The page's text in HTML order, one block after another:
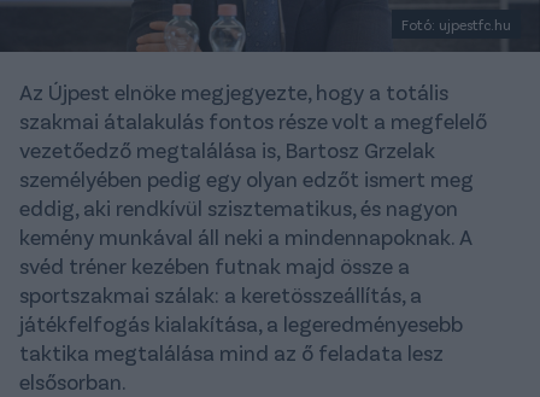
Fotó: ujpestfc.hu
Az Újpest elnöke megjegyezte, hogy a totális
szakmai átalakulás fontos része volt a megfelelő
vezetőedző megtalálása is, Bartosz Grzelak
személyében pedig egy olyan edzőt ismert meg
eddig, aki rendkívül szisztematikus, és nagyon
kemény munkával áll neki a mindennapoknak. A
svéd tréner kezében futnak majd össze a
sportszakmai szálak: a keretösszeállítás, a
játékfelfogás kialakítása, a legeredményesebb
taktika megtalálása mind az ő feladata lesz
elsősorban.